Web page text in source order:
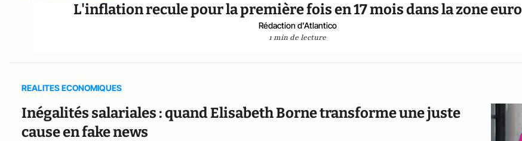
L'inflation recule pour la première fois en 17 mois dans la zone euro
Rédaction d'Atlantico
1 min de lecture
REALITES ECONOMIQUES
Inégalités salariales : quand Elisabeth Borne transforme une juste
cause en fake news